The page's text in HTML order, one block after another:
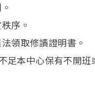
序。
領取修讀證明書。
足本中心保有不開班